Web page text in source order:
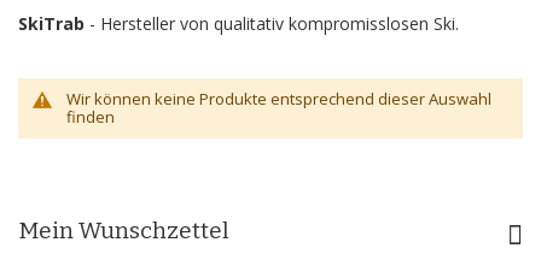
SkiTrab - Hersteller von qualitativ kompromisslosen Ski.
Wir können keine Produkte entsprechend dieser Auswahl
finden
Mein Wunschzettel